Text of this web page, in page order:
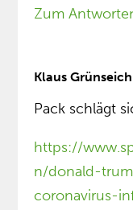
Zum
Klaus Grünseich
Pack schlägt
https://
n/donald-
coronavirus-